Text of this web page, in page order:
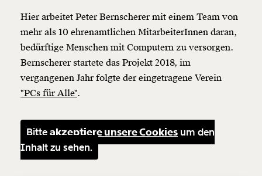
Veränderung
beginnt mit Dir!
Fördermitglied
und wir können gemeinsam
unsere Wirtschaft so gestalten, dass sie für alle
funktioniert. Unsere Recherchen sind für alle frei im
so bleiben. Kämpf’ mit uns für den Fortschritt und
unterstütze uns mit Deinem Mitgliedsbeitrag.
Du überweist lieber direkt?
Hier arbeitet Peter Bernscherer mit einem Team von
mehr als 10 ehrenamtlichen MitarbeiterInnen daran,
bedürftige Menschen mit Computern zu versorgen.
Bernscherer startete das Projekt 2018, im
vergangenen Jahr folgte der eingetragene Verein
"PCs für Alle".
Bitteakzeptiere unsere Cookies um den
Inhalt zu sehen.